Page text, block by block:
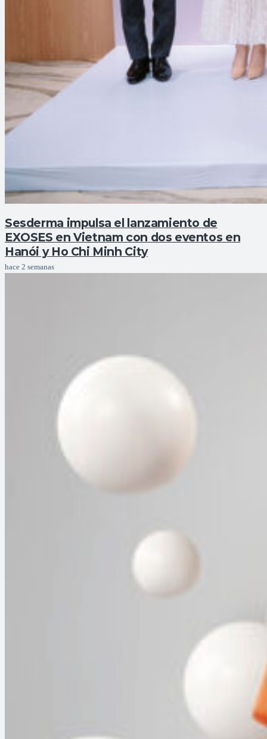
Sesderma impulsa el lanzamiento de
EXOSES en Vietnam con dos eventos en
Hanói y Ho Chi Minh City
hace 2 semanas